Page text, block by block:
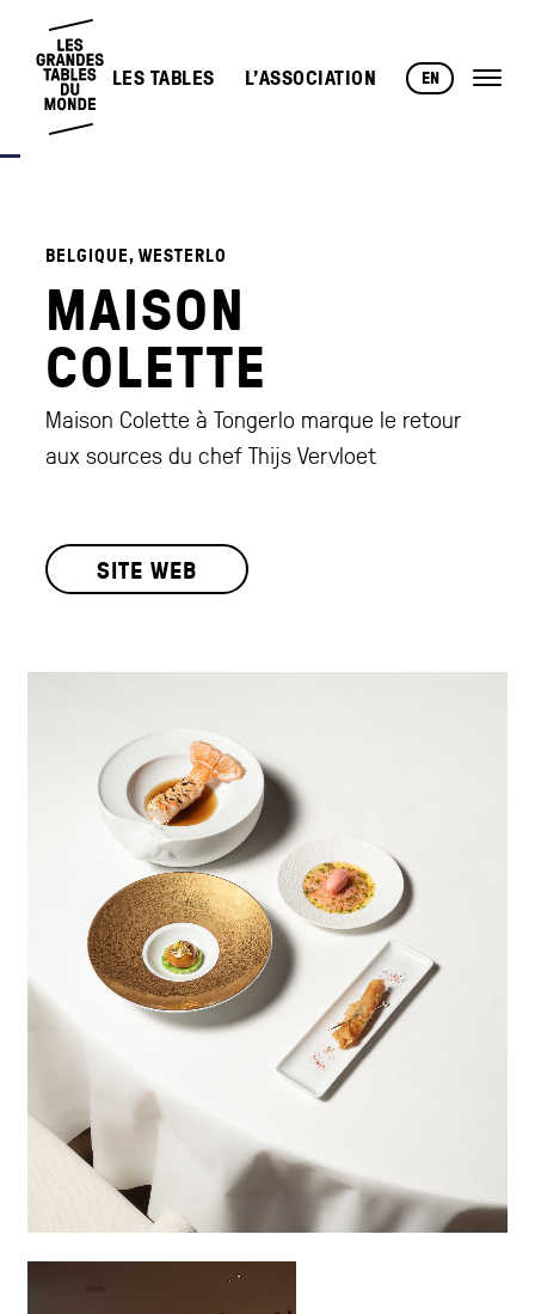
LES TABLES L’ASSOCIATION EN
BELGIQUE, WESTERLO
MAISON
COLETTE
Maison Colette à Tongerlo marque le retour
aux sources du chef Thijs Vervloet
SITE WEB